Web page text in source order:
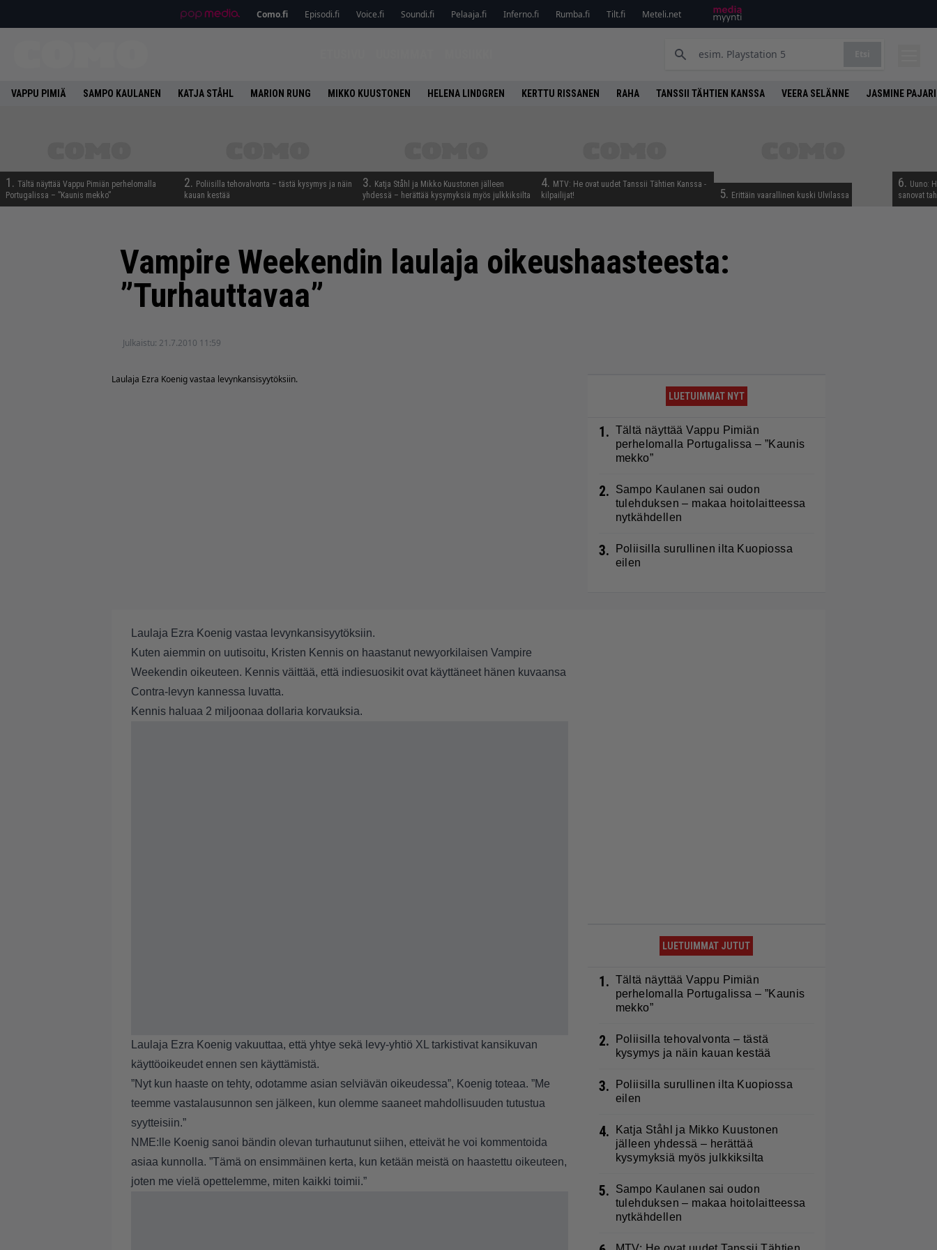
Como.fi Episodi.fi Voice.fi Soundi.fi Pelaaja.fi Inferno.fi Rumba.fi Tilt.fi Meteli.net
VAPPU PIMIÄ SAMPO KAULANEN KATJA STÅHL MARION RUNG MIKKO KUUSTONEN HELENA LINDGREN KERTTU RISSANEN RAHA TANSSII TÄHTIEN KANSSA VEERA SELÄNNE JASMINE PAJARI
1. Tältä näyttää Vappu Pimiän perhelomalla
Portugalissa – ”Kaunis mekko”
2. Poliisilla tehovalvonta – tästä kysymys ja näin
kauan kestää
3. Katja Ståhl ja Mikko Kuustonen jälleen
yhdessä – herättää kysymyksiä myös julkkiksilta
4. MTV: He ovat uudet Tanssii Tähtien Kanssa -
kilpailijat!
5. Erittäin vaarallinen kuski Ulvilassa
6. Uuno:
sanovat
Vampire Weekendin laulaja oikeushaasteesta:
”Turhauttavaa”
Julkaistu: 21.7.2010 11:59
Laulaja Ezra Koenig vastaa levynkansisyytöksiin.
LUETUIMMAT NYT
1. Tältä näyttää Vappu Pimiän
perhelomalla Portugalissa – ”Kaunis
mekko”
2.
Sampo Kaulanen sai oudon
tulehduksen – makaa hoitolaitteessa
nytkähdellen
3.
Poliisilla surullinen ilta Kuopiossa
eilen
Laulaja Ezra Koenig vastaa levynkansisyytöksiin.
Kuten aiemmin on uutisoitu, Kristen Kennis on haastanut newyorkilaisen Vampire
Weekendin oikeuteen. Kennis väittää, että indiesuosikit ovat käyttäneet hänen kuvaansa
Contra-levyn kannessa luvatta.
Kennis haluaa 2 miljoonaa dollaria korvauksia.
Laulaja Ezra Koenig vakuuttaa, että yhtye sekä levy-yhtiö XL tarkistivat kansikuvan
käyttöoikeudet ennen sen käyttämistä.
”Nyt kun haaste on tehty, odotamme asian selviävän oikeudessa”, Koenig toteaa. ”Me
teemme vastalausunnon sen jälkeen, kun olemme saaneet mahdollisuuden tutustua
syytteisiin.”
NME:lle Koenig sanoi bändin olevan turhautunut siihen, etteivät he voi kommentoida
asiaa kunnolla. ”Tämä on ensimmäinen kerta, kun ketään meistä on haastettu oikeuteen,
joten me vielä opettelemme, miten kaikki toimii.”
LUETUIMMAT JUTUT
1. Tältä näyttää Vappu Pimiän
perhelomalla Portugalissa – ”Kaunis
mekko”
2.
Poliisilla tehovalvonta – tästä
kysymys ja näin kauan kestää
3.
Poliisilla surullinen ilta Kuopiossa
eilen
4.
Katja Ståhl ja Mikko Kuustonen
jälleen yhdessä – herättää
kysymyksiä myös julkkiksilta
5.
Sampo Kaulanen sai oudon
tulehduksen – makaa hoitolaitteessa
nytkähdellen